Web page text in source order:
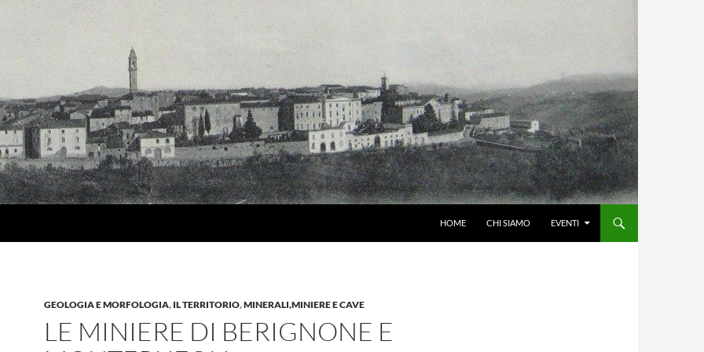
HOME CHI SIAMO EVENTI
GEOLOGIA E MORFOLOGIA, IL TERRITORIO,MINERALI,MINIERE E CAVE
LE MINIERE DI BERIGNONE E